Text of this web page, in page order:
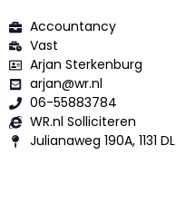
Accountancy
Vast
Arjan Sterkenburg
arjan@wr.nl
06-55883784
WR.nl Solliciteren
Julianaweg 190A, 1131